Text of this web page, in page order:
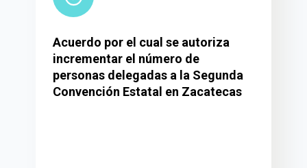
Acuerdo por el cual se autoriza
incrementar el número de
personas delegadas a la Segunda
Convención Estatal en Zacatecas